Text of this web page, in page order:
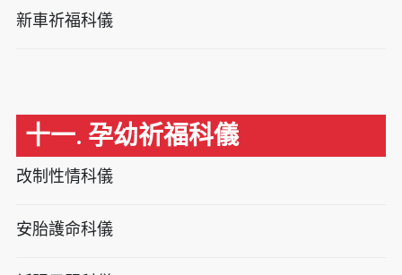
新車祈福科儀
十一. 孕幼祈福科儀
改制性情科儀
安胎護命科儀